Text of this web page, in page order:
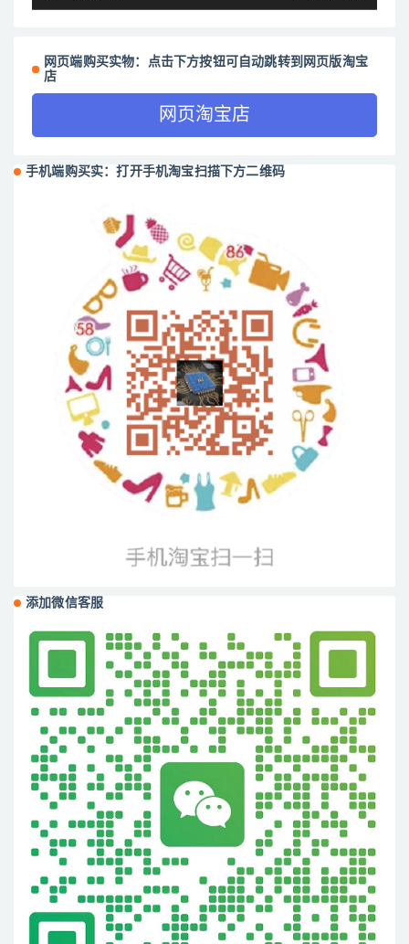
网页端购买实物：点击下方按钮可自动跳转到网页版淘宝
店
网页淘宝店
手机端购买实：打开手机淘宝扫描下方二维码
添加微信客服